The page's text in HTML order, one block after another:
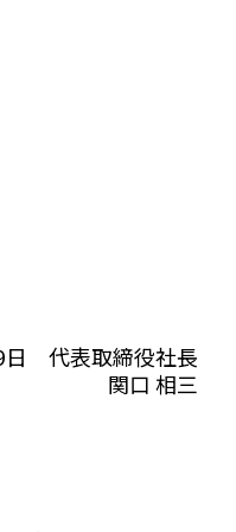
日 代表取締役社長
関口 相三